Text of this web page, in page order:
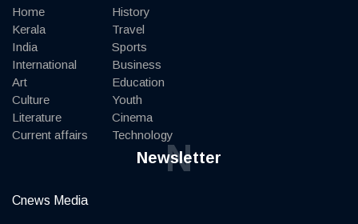
Home
Kerala
India
International
Art
Culture
Literature
Current affairs
History
Travel
Sports
Business
Education
Youth
Cinema
Technology
Newsletter
N
Cnews Media